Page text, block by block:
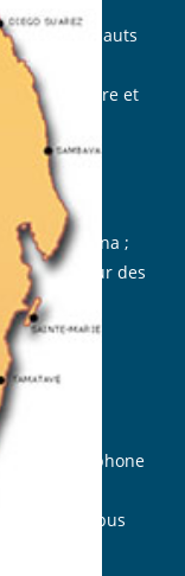
des Hauts
l’agriculture et
à
;
Ranomafana ;
au cœur des
francophone
nuits)
bus ou minibus